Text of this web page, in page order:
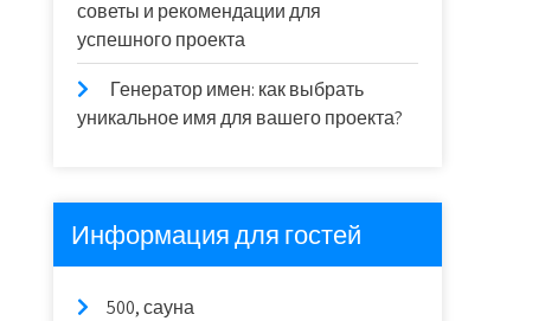
советы и рекомендации для
успешного проекта
Генератор имен: как выбрать
уникальное имя для вашего проекта?
Информация для гостей
500, сауна